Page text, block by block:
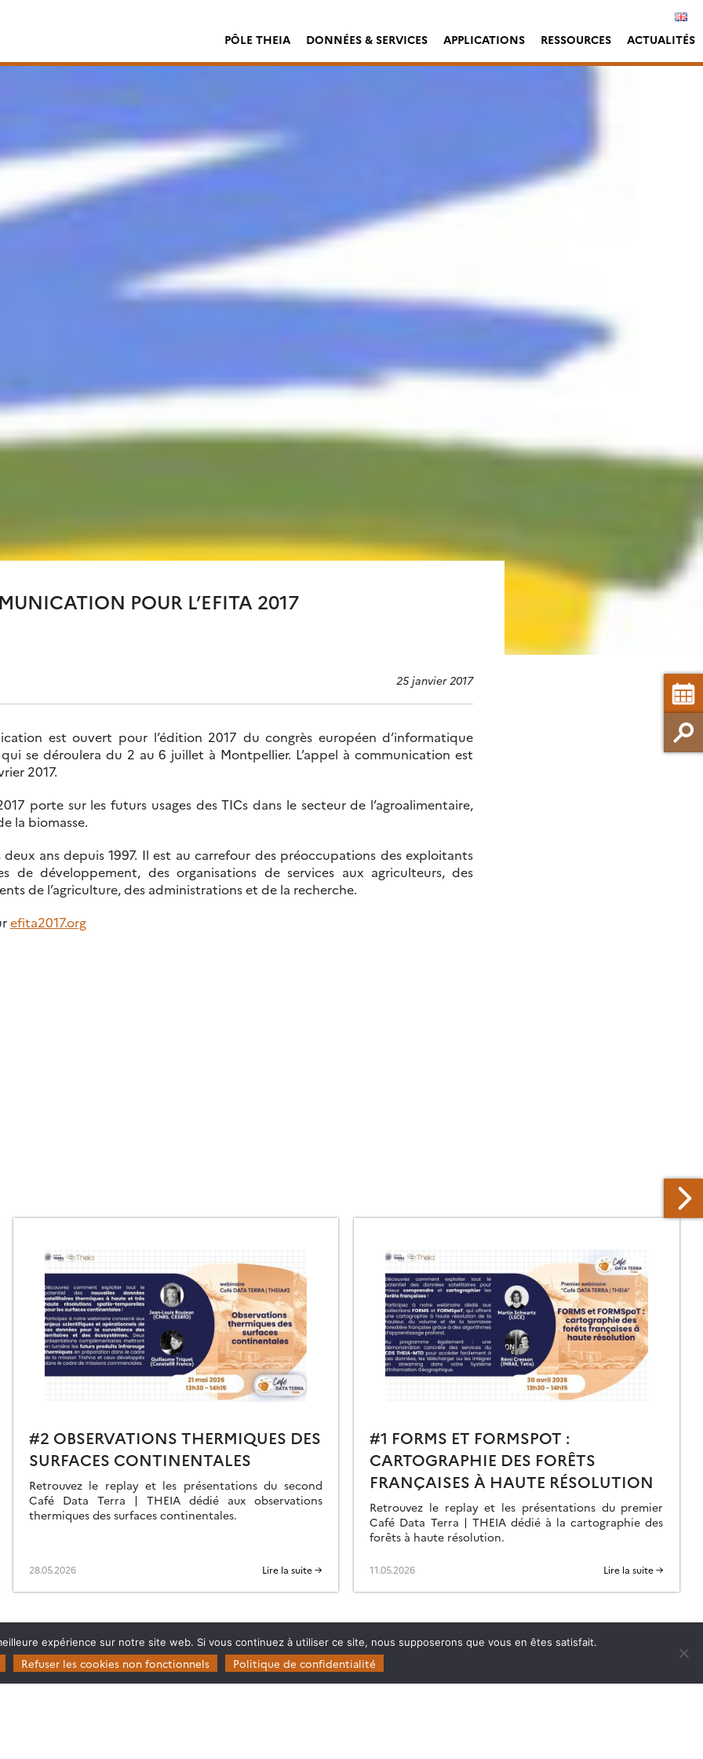
PÔLE THEIA DONNÉES & SERVICES APPLICATIONS RESSOURCES ACTUALITÉS
POUR L’EFITA 2017
25 janvier 2017
est ouvert pour l’édition 2017 du congrès européen d’informatique
qui se déroulera du 2 au 6 juillet à Montpellier. L’appel à communication est
2017.
porte sur les futurs usages des TICs dans le secteur de l’agroalimentaire,
la biomasse.
deux ans depuis 1997. Il est au carrefour des préoccupations des exploitants
de développement, des organisations de services aux agriculteurs, des
de l’agriculture, des administrations et de la recherche.
efita2017.org
#2 OBSERVATIONS THERMIQUES DES
SURFACES CONTINENTALES
Retrouvez le replay et les présentations du second
Café Data Terra | THEIA dédié aux observations
thermiques des surfaces continentales.
28.05.2026 Lire la suite →
#1 FORMS ET FORMSPOT :
CARTOGRAPHIE DES FORÊTS
FRANÇAISES À HAUTE RÉSOLUTION
Retrouvez le replay et les présentations du premier
Café Data Terra | THEIA dédié à la cartographie des
forêts à haute résolution.
11.05.2026 Lire la suite →
Restez en contact Follow Follow Follow Follow
expérience sur notre site web. Si vous continuez à utiliser ce site, nous supposerons que vous en êtes satisfait.
Refuser les cookies non fonctionnels Politique de confidentialité